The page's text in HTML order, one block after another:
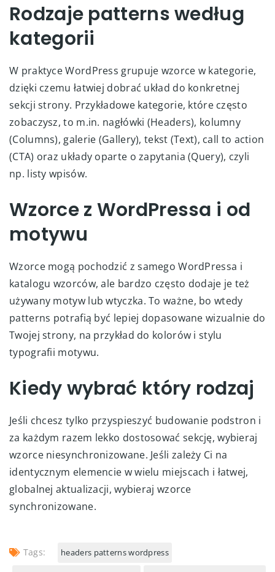
Rodzaje patterns według
kategorii
W praktyce WordPress grupuje wzorce w kategorie,
dzięki czemu łatwiej dobrać układ do konkretnej
sekcji strony. Przykładowe kategorie, które często
zobaczysz, to m.in. nagłówki (Headers), kolumny
(Columns), galerie (Gallery), tekst (Text), call to action
(CTA) oraz układy oparte o zapytania (Query), czyli
np. listy wpisów.
Wzorce z WordPressa i od
motywu
Wzorce mogą pochodzić z samego WordPressa i
katalogu wzorców, ale bardzo często dodaje je też
używany motyw lub wtyczka. To ważne, bo wtedy
patterns potrafią być lepiej dopasowane wizualnie do
Twojej strony, na przykład do kolorów i stylu
typografii motywu.
Kiedy wybrać który rodzaj
Jeśli chcesz tylko przyspieszyć budowanie podstron i
za każdym razem lekko dostosować sekcję, wybieraj
wzorce niesynchronizowane. Jeśli zależy Ci na
identycznym elemencie w wielu miejscach i łatwej,
globalnej aktualizacji, wybieraj wzorce
synchronizowane.
Tags: headers patterns wordpress